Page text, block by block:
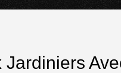
Jardiniers